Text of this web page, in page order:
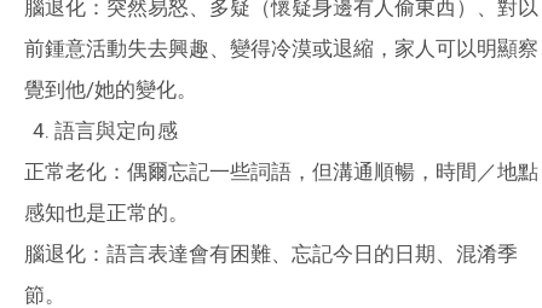
腦退化：突然易怒、多疑（懷疑身邊有人偷東西）、對以
前鍾意活動失去興趣、變得冷漠或退縮，家人可以明顯察
覺到他/她的變化。
語言與定向感
正常老化：偶爾忘記一些詞語，但溝通順暢，時間／地點
感知也是正常的。
腦退化：語言表達會有困難、忘記今日的日期、混淆季
節。